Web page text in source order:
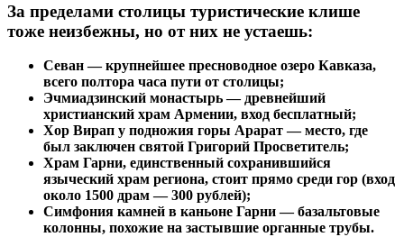
За пределами столицы туристические клише
тоже неизбежны, но от них не устаешь:
Севан — крупнейшее пресноводное озеро Кавказа,
всего полтора часа пути от столицы;
Эчмиадзинский монастырь — древнейший
христианский храм Армении, вход бесплатный;
Хор Вирап у подножия горы Арарат — место, где
был заключен святой Григорий Просветитель;
Храм Гарни, единственный сохранившийся
языческий храм региона, стоит прямо среди гор (вход
около 1500 драм — 300 рублей);
Симфония камней в каньоне Гарни — базальтовые
колонны, похожие на застывшие органные трубы.